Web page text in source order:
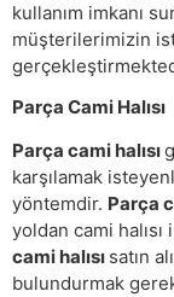
kullanım imkanı
müşterilerimizin
Parça Cami Halısı
Parça cami halısı
karşılamak
yöntemdir. Parça
yoldan cami halısı
cami halısı satın
bulundurmak